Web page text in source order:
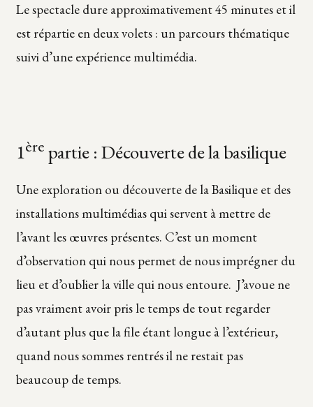
Le spectacle dure approximativement 45 minutes et il
est répartie en deux volets : un parcours thématique
suivi d’une expérience multimédia.
1ère partie : Découverte de la basilique
Une exploration ou découverte de la Basilique et des
installations multimédias qui servent à mettre de
l’avant les œuvres présentes. C’est un moment
d’observation qui nous permet de nous imprégner du
lieu et d’oublier la ville qui nous entoure. J’avoue ne
pas vraiment avoir pris le temps de tout regarder
d’autant plus que la file étant longue à l’extérieur,
quand nous sommes rentrés il ne restait pas
beaucoup de temps.